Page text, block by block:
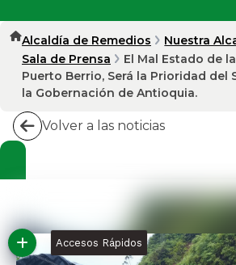
Alcaldía de Remedios
Nuestra
Sala de Prensa
El Mal Estado de
Puerto Berrio, Será la Prioridad del
la Gobernación de Antioquia.
Volver a las noticias
Accesos Rápidos